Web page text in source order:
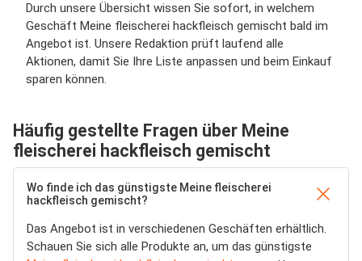
Durch unsere Übersicht wissen Sie sofort, in welchem
Geschäft Meine fleischerei hackfleisch gemischt bald im
Angebot ist. Unsere Redaktion prüft laufend alle
Aktionen, damit Sie Ihre Liste anpassen und beim Einkauf
sparen können.
Häufig gestellte Fragen über Meine
fleischerei hackfleisch gemischt
Wo finde ich das günstigste Meine fleischerei
hackfleisch gemischt?
Das Angebot ist in verschiedenen Geschäften erhältlich.
Schauen Sie sich alle Produkte an, um das günstigste